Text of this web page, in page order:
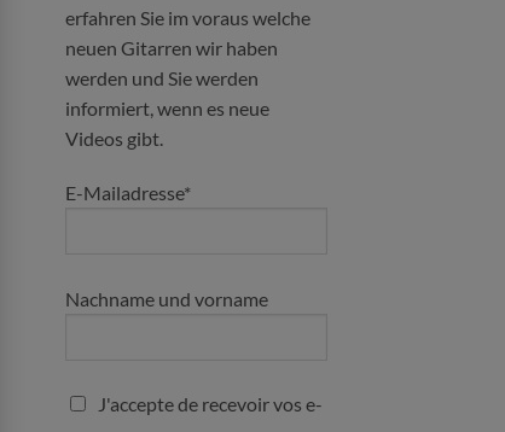
erfahren Sie im voraus welche
neuen Gitarren wir haben
werden und Sie werden
informiert, wenn es neue
Videos gibt.
E-Mailadresse*
Nachname und vorname
J'accepte de recevoir vos e-